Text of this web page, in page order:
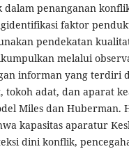
dalam penanganan
faktor
pendekatan
melalui
informan yang terdiri
tokoh adat, dan aparat
Miles dan Huberman.
kapasitas aparatur
dini konflik,